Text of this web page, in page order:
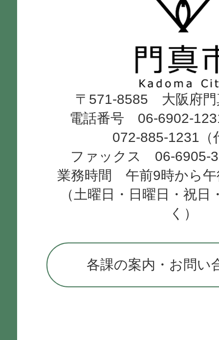
市
Kadoma
City
〒571-8585 大阪府門
電話番号 06-6902-
072-885-1231（
ファックス 06-6905-
業務時間 午前9時から午
（土曜日・日曜日・祝日
く）
各課の案内・お問い